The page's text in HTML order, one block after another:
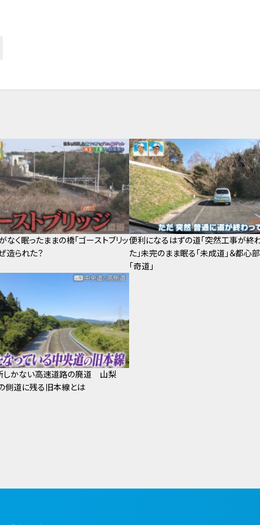
なく眠ったままの橋「ゴーストブリッ
造られた？
便利になるはずの道「突然工事が終
た」未完のまま眠る「未成道」＆都心
「奇道」
しかない高速道路の廃道 山梨
側道に残る旧本線とは